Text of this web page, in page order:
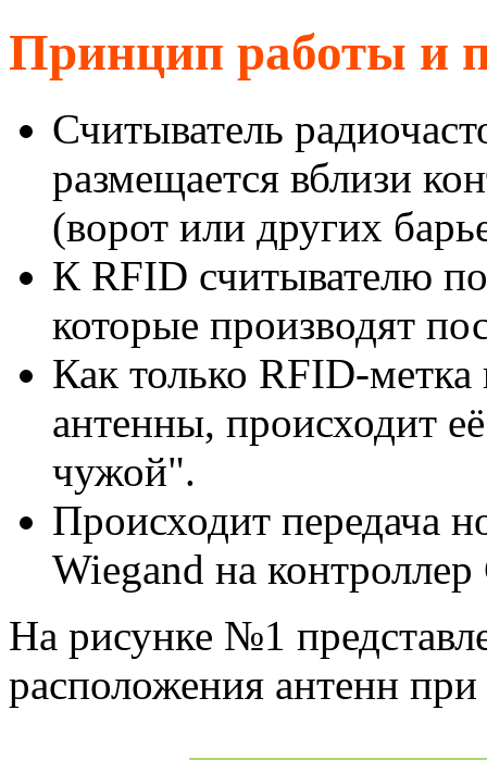
Принцип работы и
Считыватель
размещается вблизи
(ворот или других
К RFID считывателю
которые производят
Как только RFID-метка
антенны, происходит
чужой".
Происходит передача
Wiegand на
На рисунке №1
расположения антенн